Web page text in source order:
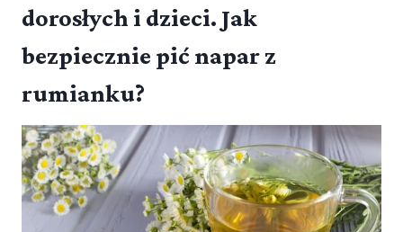
dorosłych i dzieci. Jak
bezpiecznie pić napar z
rumianku?